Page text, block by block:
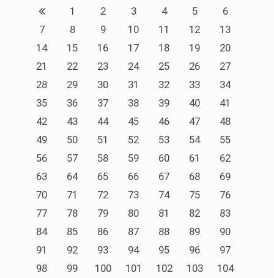
1 2 3 4 5
6
7
8 9 10 11 12
13
14
15 16 17 18 19
20
21
22 23 24 25 26
27
28
29 30 31 32 33
34
35
36 37 38 39 40
41
42
43 44 45 46 47
48
49
50 51 52 53 54
55
56
57 58 59 60 61
62
63
64 65 66 67 68
69
70
71 72 73 74 75
76
77
78 79 80 81 82
83
84
85 86 87 88 89
90
91
92 93 94 95 96
97
98
99 100 101 102 103
104